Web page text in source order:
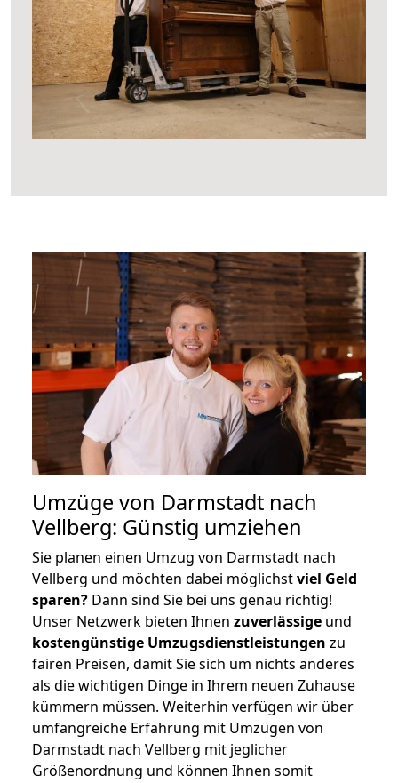
Umzüge von Darmstadt nach
Vellberg: Günstig umziehen
Sie planen einen Umzug von Darmstadt nach
Vellberg und möchten dabei möglichstviel Geld
sparen? Dann sind Sie bei uns genau richtig!
Unser Netzwerk bieten Ihnen zuverlässige und
kostengünstige Umzugsdienstleistungen zu
fairen Preisen, damit Sie sich um nichts anderes
als die wichtigen Dinge in Ihrem neuen Zuhause
kümmern müssen. Weiterhin verfügen wir über
umfangreiche Erfahrung mit Umzügen von
Darmstadt nach Vellberg mit jeglicher
Größenordnung und können Ihnen somit